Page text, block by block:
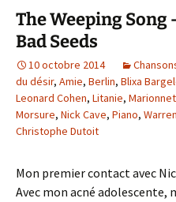
The Weeping Song
Bad Seeds
10 octobre 2014
du désir, Amie, Berlin, Blixa
Leonard Cohen, Litanie,
Morsure, Nick Cave, Piano,
Christophe Dutoit
Mon premier contact avec
Avec mon acné adolescente,